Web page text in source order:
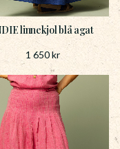
linnekjol blå agat
1 650kr